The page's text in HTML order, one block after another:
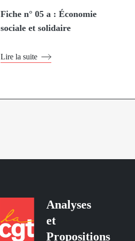
Fiche n° 05 a : Économie
sociale et solidaire
Lire la suite
Analyses
et
Propositions